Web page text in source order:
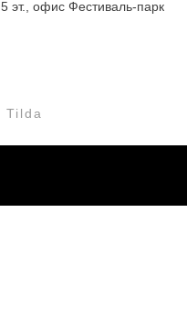
5 эт., офис Фестиваль-парк
Tilda